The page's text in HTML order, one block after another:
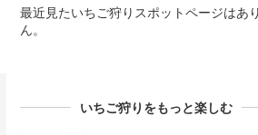
最近見たいちご狩りスポットページはあ
ん。
いちご狩りをもっと楽しむ